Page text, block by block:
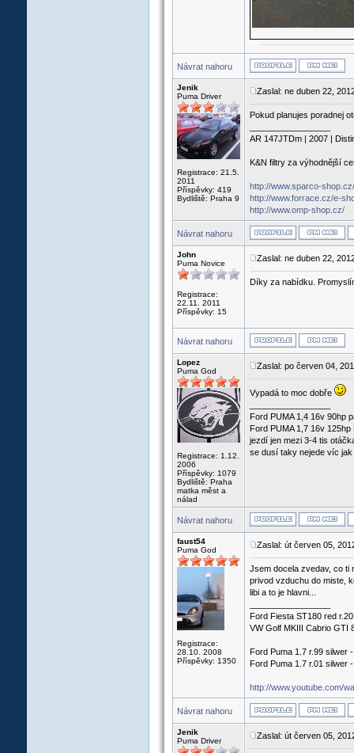
Návrat nahoru
Jenik
Puma Driver
Registrace: 21.5.
2011
Příspěvky: 419
Bydliště: Praha 9
Zaslal: ne duben 22,
Pokud planujes poradnej
AR 147JTDm | 2007 |
K&N filtry za výhodnější
http://www.sparco-shop.cz/
http://www.forrace.cz/e-
http://www.omp-shop.cz/
Návrat nahoru
John
Puma Novice
Registrace:
22.11. 2011
Příspěvky: 15
Zaslal: ne duben 22,
Díky za nabídku.
Návrat nahoru
Lopez
Puma God
Registrace: 1.12.
2006
Příspěvky: 1079
Bydliště: Praha
matka měst a
nálad
Zaslal: po červen 04,
Vypadá to moc dobře
Ford PUMA 1,4 16v 90hp
Ford PUMA 1,7 16v
jezdí jen mezi 3-4 tis
se dusí taky nejede víc
Návrat nahoru
faust54
Puma God
Registrace:
28.10. 2008
Příspěvky: 1350
Zaslal: út červen 05,
Jsem docela zvedav, co ti
privod vzduchu do miste,
libi a to je hlavni...
Ford Fiesta ST180 red
VW Golf MKIII Cabrio GTI
Ford Puma 1.7 r.99 silwer
Ford Puma 1.7 r.01 silwer
http://www.youtube.com/
Návrat nahoru
Jenik
Puma Driver
Zaslal: út červen 05,